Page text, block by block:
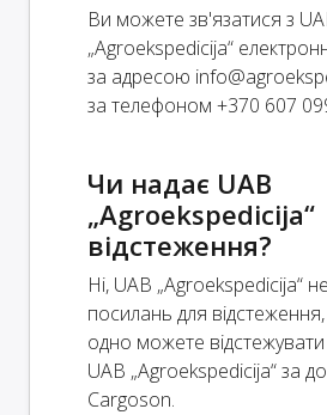
Ви можете зв'язатися з
„Agroekspedicija“
за адресою
за телефоном +370 607
Чи надає UAB
„Agroekspedicija“
відстеження?
Ні, UAB „Agroekspedicija“
посилань для
одно можете
UAB „Agroekspedicija“ за
Cargoson.